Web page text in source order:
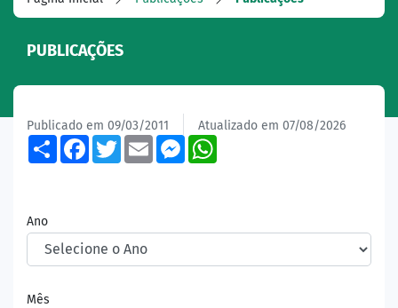
PUBLICAÇÕES
Publicado em 09/03/2011 Atualizado em 07/08/2026
ShareFacebook
TwitterEmailMessenger
Ano
Mês